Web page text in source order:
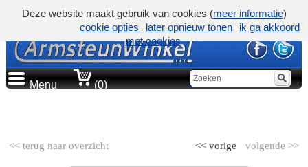
Menu (0)
<< terug naar overzicht volgende >>
<< vorige
Deze website maakt gebruik van cookies (meer informatie)
cookie opties
later opnieuw tonen
ik ga akkoord
met cookies